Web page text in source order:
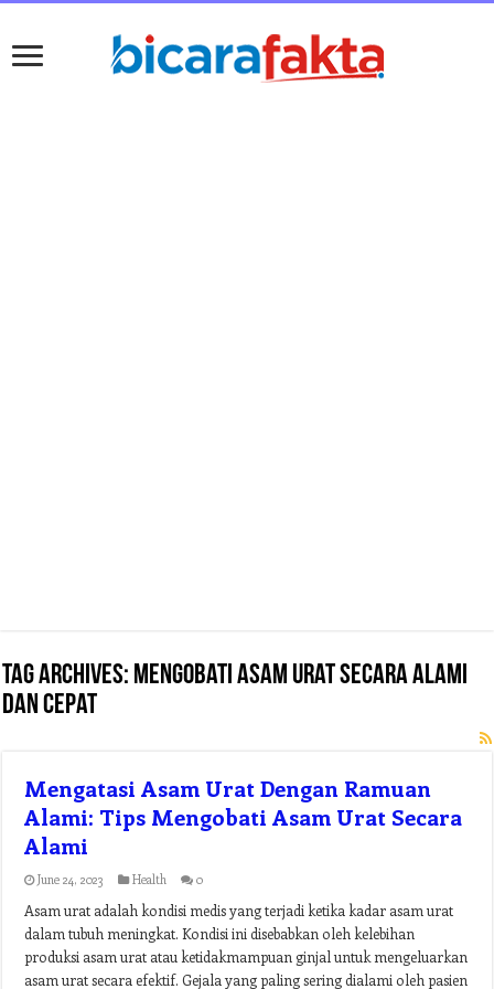
Tag Archives: mengobati asam urat secara alami
dan cepat
Mengatasi Asam Urat Dengan Ramuan
Alami: Tips Mengobati Asam Urat Secara
Alami
June 24, 2023 Health 0
Asam urat adalah kondisi medis yang terjadi ketika kadar asam urat
dalam tubuh meningkat. Kondisi ini disebabkan oleh kelebihan
produksi asam urat atau ketidakmampuan ginjal untuk mengeluarkan
asam urat secara efektif. Gejala yang paling sering dialami oleh pasien